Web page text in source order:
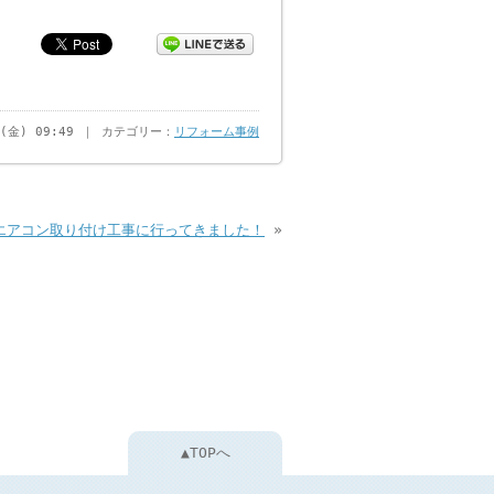
金) 09:49 ｜ カテゴリー： リフォーム事例
コン取り付け工事に行ってきました！ »
▲TOPへ